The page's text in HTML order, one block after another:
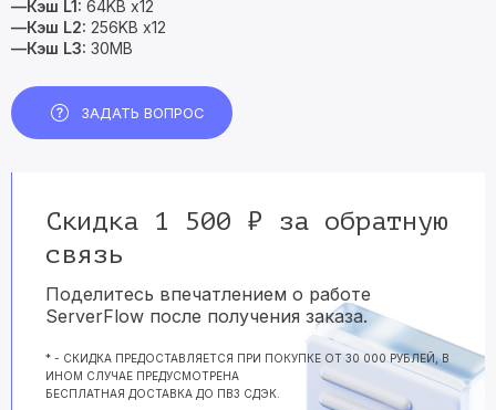
—Кэш L1: 64KB x12
—Кэш L2: 256KB x12
—Кэш L3: 30MB
ЗАДАТЬ ВОПРОС
Скидка 1 500 ₽ за обратную
связь
Поделитесь впечатлением о работе
ServerFlow после получения заказа.
* - СКИДКА ПРЕДОСТАВЛЯЕТСЯ ПРИ ПОКУПКЕ ОТ 30 000 РУБЛЕЙ, В
ИНОМ СЛУЧАЕ ПРЕДУСМОТРЕНА
БЕСПЛАТНАЯ ДОСТАВКА ДО ПВЗ СДЭК.